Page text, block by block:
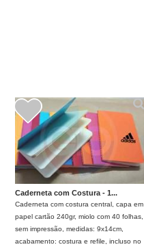
Caderneta com Costura - 1...
Caderneta com costura central, capa em
papel cartão 240gr, miolo com 40 folhas,
sem impressão, medidas: 9x14cm,
acabamento: costura e refile, incluso no